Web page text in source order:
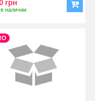
грн
наличии